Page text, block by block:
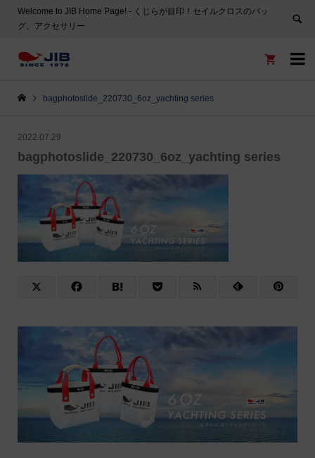
Welcome to JIB Home Page! ‐ くじらが目印！セイルクロスのバッ
グ、アクセサリー


bagphotoslide_220730_6oz_yachting series
2022.07.29
bagphotoslide_220730_6oz_yachting series